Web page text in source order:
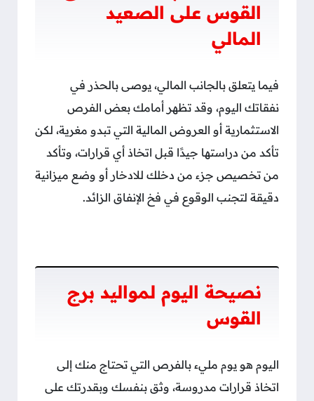
القوس على الصعيد
المالي
فيما يتعلق بالجانب المالي، يوصى بالحذر في
نفقاتك اليوم، وقد تظهر أمامك بعض الفرص
الاستثمارية أو العروض المالية التي تبدو مغرية، لكن
تأكد من دراستها جيدًا قبل اتخاذ أي قرارات، وتأكد
من تخصيص جزء من دخلك للادخار أو وضع ميزانية
دقيقة لتجنب الوقوع في فخ الإنفاق الزائد.
نصيحة اليوم لمواليد برج
القوس
اليوم هو يوم مليء بالفرص التي تحتاج منك إلى
اتخاذ قرارات مدروسة، وثق بنفسك وبقدرتك على